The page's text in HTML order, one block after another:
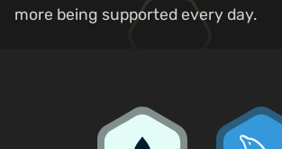
more being supported every day.